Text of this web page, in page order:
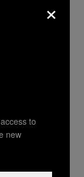
γύρο
ακόμη
×
to
new